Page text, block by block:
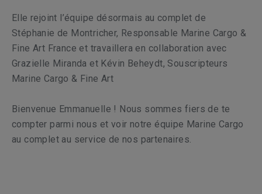
Elle rejoint l’équipe désormais au complet de
Stéphanie de Montricher, Responsable Marine Cargo &
Fine Art France et travaillera en collaboration avec
Grazielle Miranda et Kévin Beheydt, Souscripteurs
Marine Cargo & Fine Art
Bienvenue Emmanuelle ! Nous sommes fiers de te
compter parmi nous et voir notre équipe Marine Cargo
au complet au service de nos partenaires.